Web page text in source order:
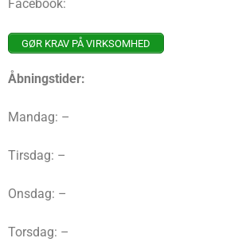
Facebook:
GØR KRAV PÅ VIRKSOMHED
Åbningstider:
Mandag: –
Tirsdag: –
Onsdag: –
Torsdag: –